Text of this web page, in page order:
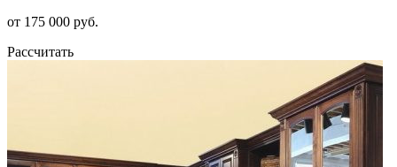
от 175 000 руб.
Рассчитать